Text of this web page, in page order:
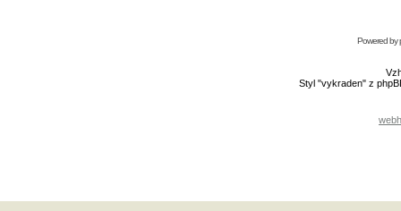
Powered by
Styl "vykraden" z